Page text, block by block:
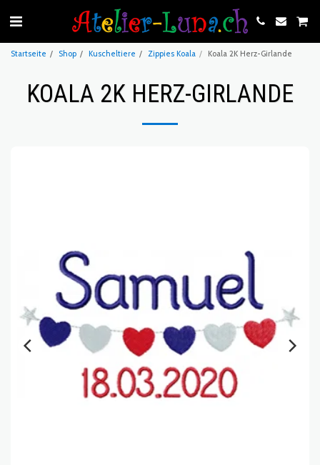
Startseite Shop Kuscheltiere Zippies Koala Koala 2K Herz-Girlande
KOALA 2K HERZ-GIRLANDE